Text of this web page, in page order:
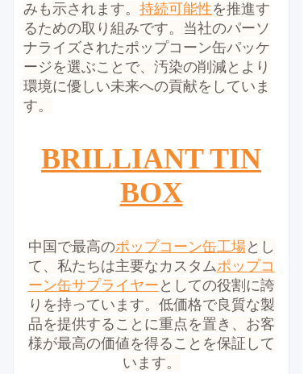
みも示されます。 持続可能性を推進す
るための取り組みです。当社のパーソ
ナライズされたポップコーン缶パッケ
ージを選ぶことで、汚染の削減とより
環境に優しい未来への貢献をしていま
す。
BRILLIANT TIN
BOX
中国で最高のポップコーン缶工場とし
て、私たちは主要なカスタムポップコ
ーン缶サプライヤー としての役割に誇
りを持っています。低価格で良質な製
品を提供することに重点を置き、お客
様が最高の価値を得ることを保証して
います。